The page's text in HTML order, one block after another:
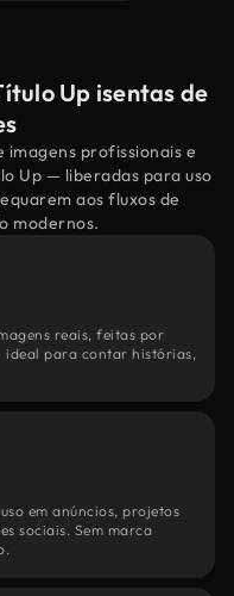
Up isentas de
imagens profissionais e
Up — liberadas para uso
aos fluxos de
modernos.
reais, feitas por
para contar histórias,
em anúncios, projetos
sociais. Sem marca